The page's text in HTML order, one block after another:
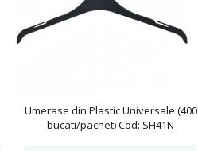
Umerase din Plastic Universale (400
bucati/pachet) Cod: SH41N